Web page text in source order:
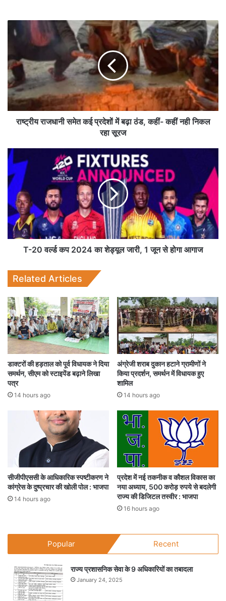
बांग्लादेश में रविवार को होने वाले महत्वपूर्ण संसदीय चुनावों से पहले हिंसा ने चुनाव को
प्रभावित किया है। मुख्य विपक्षी बांग्लादेश नेशनलिस्ट पार्टी (बीएनपी) और उसके
सहयोगियों ने प्रधानमंत्री शेख हसीना के इस्तीफे और स्वतंत्र और निष्पक्ष चुनाव के
लिए कार्यवाहक सरकार के गठन की मांग करते हुए चुनाव प्रक्रिया का पूर्ण बहिष्कार
करने का आह्वान किया है।
राष्ट्रीय राजधानी समेत कई प्रदेशों में बढ़ा ठंड, कहीं- कहीं नही निकल
रहा सूरज
T-20 वर्ल्ड कप 2024 का शेड्यूल जारी, 1 जून से होगा आगाज
Related Articles
डाक्टरों की हड़ताल को पूर्व विधायक ने दिया
समर्थन, सीएम को स्टाइपेंड बढ़ाने लिखा
पत्र
14 hours ago
अंग्रेजी शराब दुकान हटाने ग्रामीणों ने
किया प्रदर्शन, समर्थन में विधायक हुए
शामिल
14 hours ago
सीजीपीएससी के आधिकारिक स्पष्टीकरण ने
कांग्रेस के दुष्प्रचार की खोली पोल : भाजपा
14 hours ago
प्रदेश में नई तकनीक व कौशल विकास का
नया अध्याय, 500 करोड़ रुपये से बदलेगी
राज्य की डिजिटल तस्वीर : भाजपा
16 hours ago
Popular Recent
राज्य प्रशासनिक सेवा के 9 अधिकारियों का तबादला
January 24, 2025